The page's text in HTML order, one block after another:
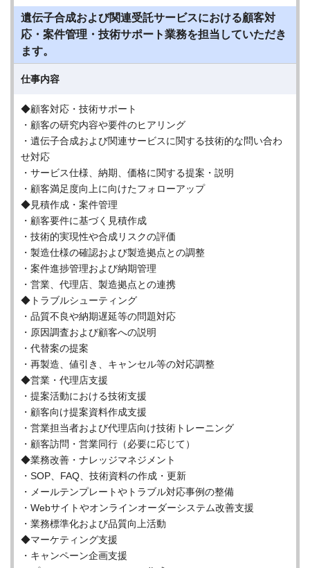
遺伝子合成および関連受託サービスにおける顧客対
応・案件管理・技術サポート業務を担当していただき
ます。
仕事内容
◆顧客対応・技術サポート
・顧客の研究内容や要件のヒアリング
・遺伝子合成および関連サービスに関する技術的な問い合わ
せ対応
・サービス仕様、納期、価格に関する提案・説明
・顧客満足度向上に向けたフォローアップ
◆見積作成・案件管理
・顧客要件に基づく見積作成
・技術的実現性や合成リスクの評価
・製造仕様の確認および製造拠点との調整
・案件進捗管理および納期管理
・営業、代理店、製造拠点との連携
◆トラブルシューティング
・品質不良や納期遅延等の問題対応
・原因調査および顧客への説明
・代替案の提案
・再製造、値引き、キャンセル等の対応調整
◆営業・代理店支援
・提案活動における技術支援
・顧客向け提案資料作成支援
・営業担当者および代理店向け技術トレーニング
・顧客訪問・営業同行（必要に応じて）
◆業務改善・ナレッジマネジメント
・SOP、FAQ、技術資料の作成・更新
・メールテンプレートやトラブル対応事例の整備
・Webサイトやオンラインオーダーシステム改善支援
・業務標準化および品質向上活動
◆マーケティング支援
・キャンペーン企画支援